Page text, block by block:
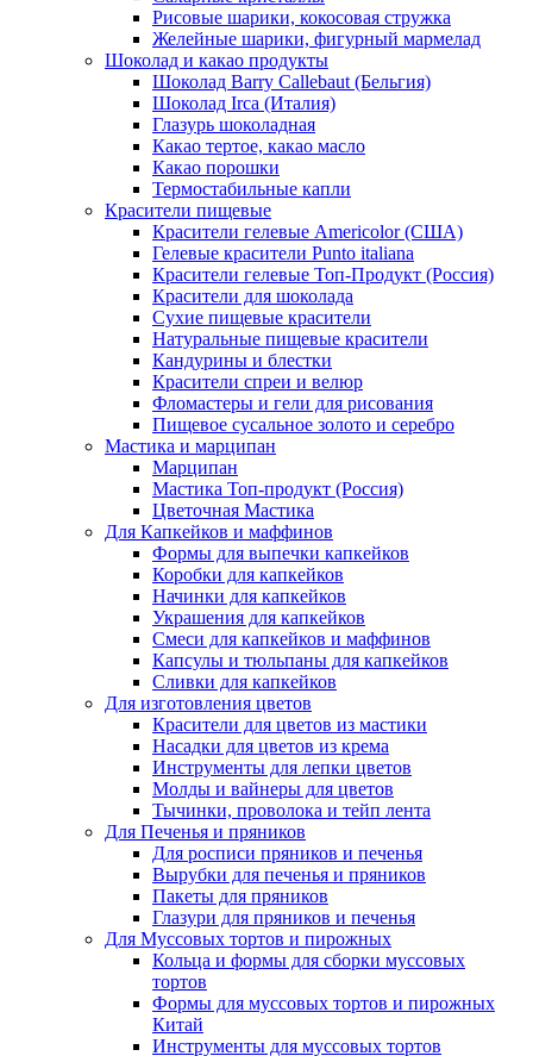
Рисовые шарики, кокосовая стружка
Желейные шарики, фигурный мармелад
Шоколад и какао продукты
Шоколад Barry Callebaut (Бельгия)
Шоколад Irca (Италия)
Глазурь шоколадная
Какао тертое, какао масло
Какао порошки
Термостабильные капли
Красители пищевые
Красители гелевые Americolor (США)
Гелевые красители Punto italiana
Красители гелевые Топ-Продукт (Россия)
Красители для шоколада
Сухие пищевые красители
Натуральные пищевые красители
Кандурины и блестки
Красители спреи и велюр
Фломастеры и гели для рисования
Пищевое сусальное золото и серебро
Мастика и марципан
Марципан
Мастика Топ-продукт (Россия)
Цветочная Мастика
Для Капкейков и маффинов
Формы для выпечки капкейков
Коробки для капкейков
Начинки для капкейков
Украшения для капкейков
Смеси для капкейков и маффинов
Капсулы и тюльпаны для капкейков
Сливки для капкейков
Для изготовления цветов
Красители для цветов из мастики
Насадки для цветов из крема
Инструменты для лепки цветов
Молды и вайнеры для цветов
Тычинки, проволока и тейп лента
Для Печенья и пряников
Для росписи пряников и печенья
Вырубки для печенья и пряников
Пакеты для пряников
Глазури для пряников и печенья
Для Муссовых тортов и пирожных
Кольца и формы для сборки муссовых
тортов
Формы для муссовых тортов и пирожных
Китай
Инструменты для муссовых тортов